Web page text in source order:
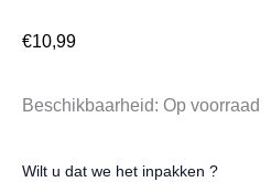
€10,99
Beschikbaarheid: Op voorraad
Wilt u dat we het inpakken ?